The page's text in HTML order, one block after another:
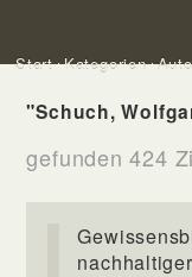
Start Kategorien
"Schuch,
gefunden 424